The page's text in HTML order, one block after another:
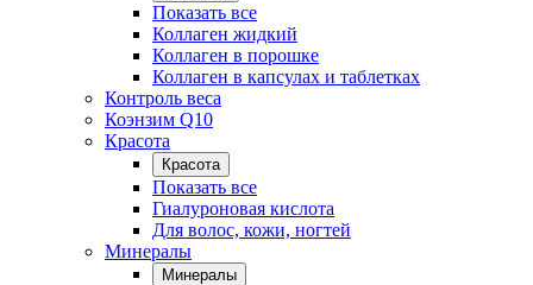
Показать все
Коллаген жидкий
Коллаген в порошке
Коллаген в капсулах и таблетках
Контроль веса
Коэнзим Q10
Красота
Красота
Показать все
Гиалуроновая кислота
Для волос, кожи, ногтей
Минералы
Минералы